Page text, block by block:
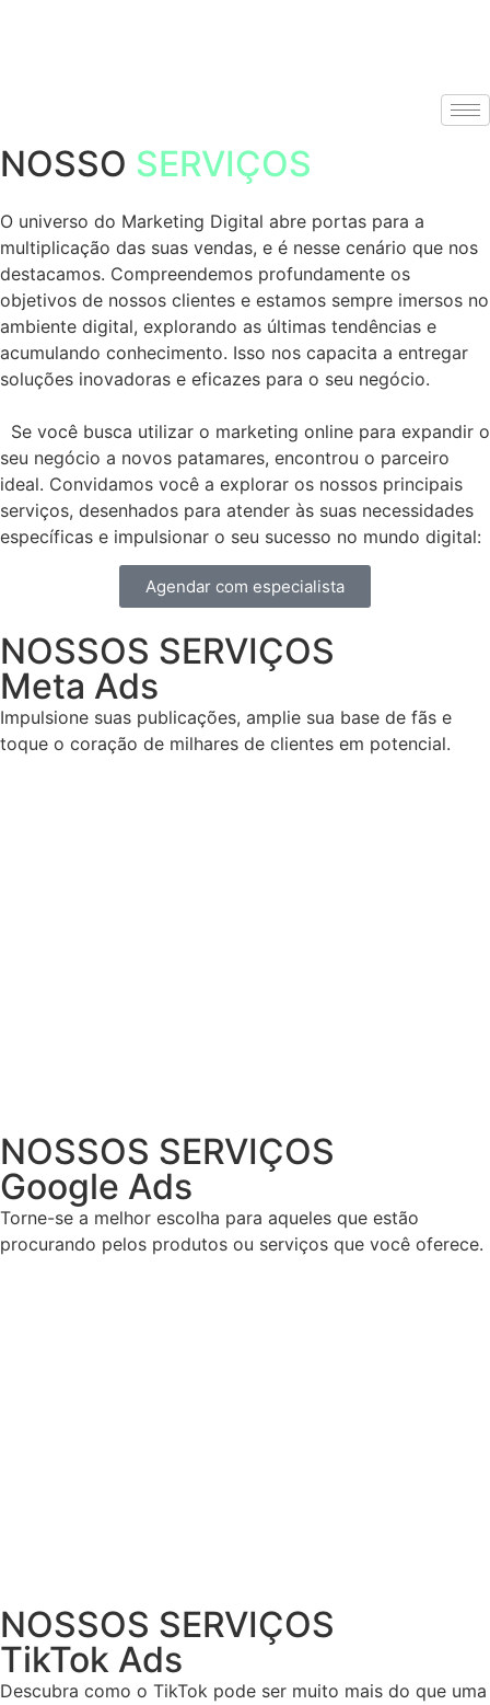
NOSSO SERVIÇOS
O universo do Marketing Digital abre portas para a
multiplicação das suas vendas, e é nesse cenário que nos
destacamos. Compreendemos profundamente os
objetivos de nossos clientes e estamos sempre imersos no
ambiente digital, explorando as últimas tendências e
acumulando conhecimento. Isso nos capacita a entregar
soluções inovadoras e eficazes para o seu negócio.
Se você busca utilizar o marketing online para expandir o
seu negócio a novos patamares, encontrou o parceiro
ideal. Convidamos você a explorar os nossos principais
serviços, desenhados para atender às suas necessidades
específicas e impulsionar o seu sucesso no mundo digital:
Agendar com especialista
NOSSOS SERVIÇOS
Meta Ads
Impulsione suas publicações, amplie sua base de fãs e
toque o coração de milhares de clientes em potencial.
NOSSOS SERVIÇOS
Google Ads
Torne-se a melhor escolha para aqueles que estão
procurando pelos produtos ou serviços que você oferece.
NOSSOS SERVIÇOS
TikTok Ads
Descubra como o TikTok pode ser muito mais do que uma